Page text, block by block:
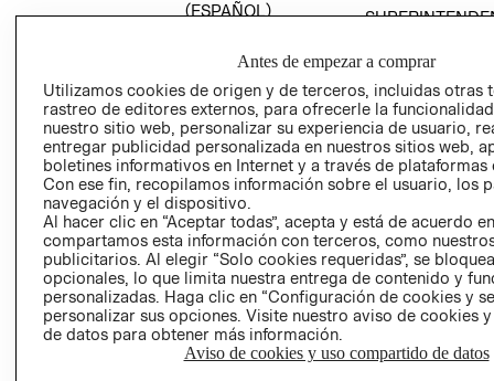
(ESPAÑOL)
TRANSPARENCIA
Y ÉTICA (INGLÉS)
COMERCIO - SIC
PETICIONES
QUEJAS Y
RECLAMOS
Colombia ($)
CAMBIAR REGIÓN
Antes de empezar a comprar
Utilizamos cookies de origen y de terceros, incluidas otras
rastreo de editores externos, para ofrecerle la
nuestro sitio web, personalizar su experiencia de usuario,
entregar publicidad personalizada en nuestros sitios web,
boletines informativos en Internet y a través de plataformas
Con ese fin, recopilamos información sobre el usuario, los
navegación y el dispositivo.
Al hacer clic en “Aceptar todas”, acepta y está de acuerdo
compartamos esta información con terceros, como
publicitarios. Al elegir “Solo cookies requeridas”, se
opcionales, lo que limita nuestra entrega de contenido y
personalizadas. Haga clic en “Configuración de cookies y
personalizar sus opciones. Visite nuestro aviso de cookies
de datos para obtener más información.
Aviso de cookies y uso compartido de datos